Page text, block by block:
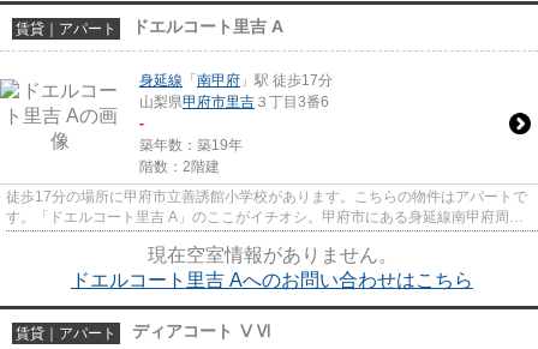
賃貸｜アパート ドエルコート里吉 A
身延線 「 南甲府 」駅 徒歩17分
山梨県甲府市里吉 ３丁目3番6
-
築年数：築19年
階数：2階建
徒歩17分の場所に甲府市立善誘館小学校があります。こちらの物件はアパートで
す。「ドエルコート里吉 A」のここがイチオシ。甲府市にある身延線南甲府周辺
現在空室情報がありません。
ドエルコート里吉 Aへのお問い合わせはこちら
賃貸｜アパート ディアコート ⅤⅥ